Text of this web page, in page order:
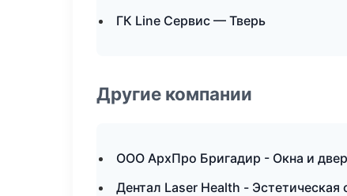
ГК Line Сервис — Тверь
Другие компании
ООО АрхПро Бригадир - Окна и
Дентал Laser Health -